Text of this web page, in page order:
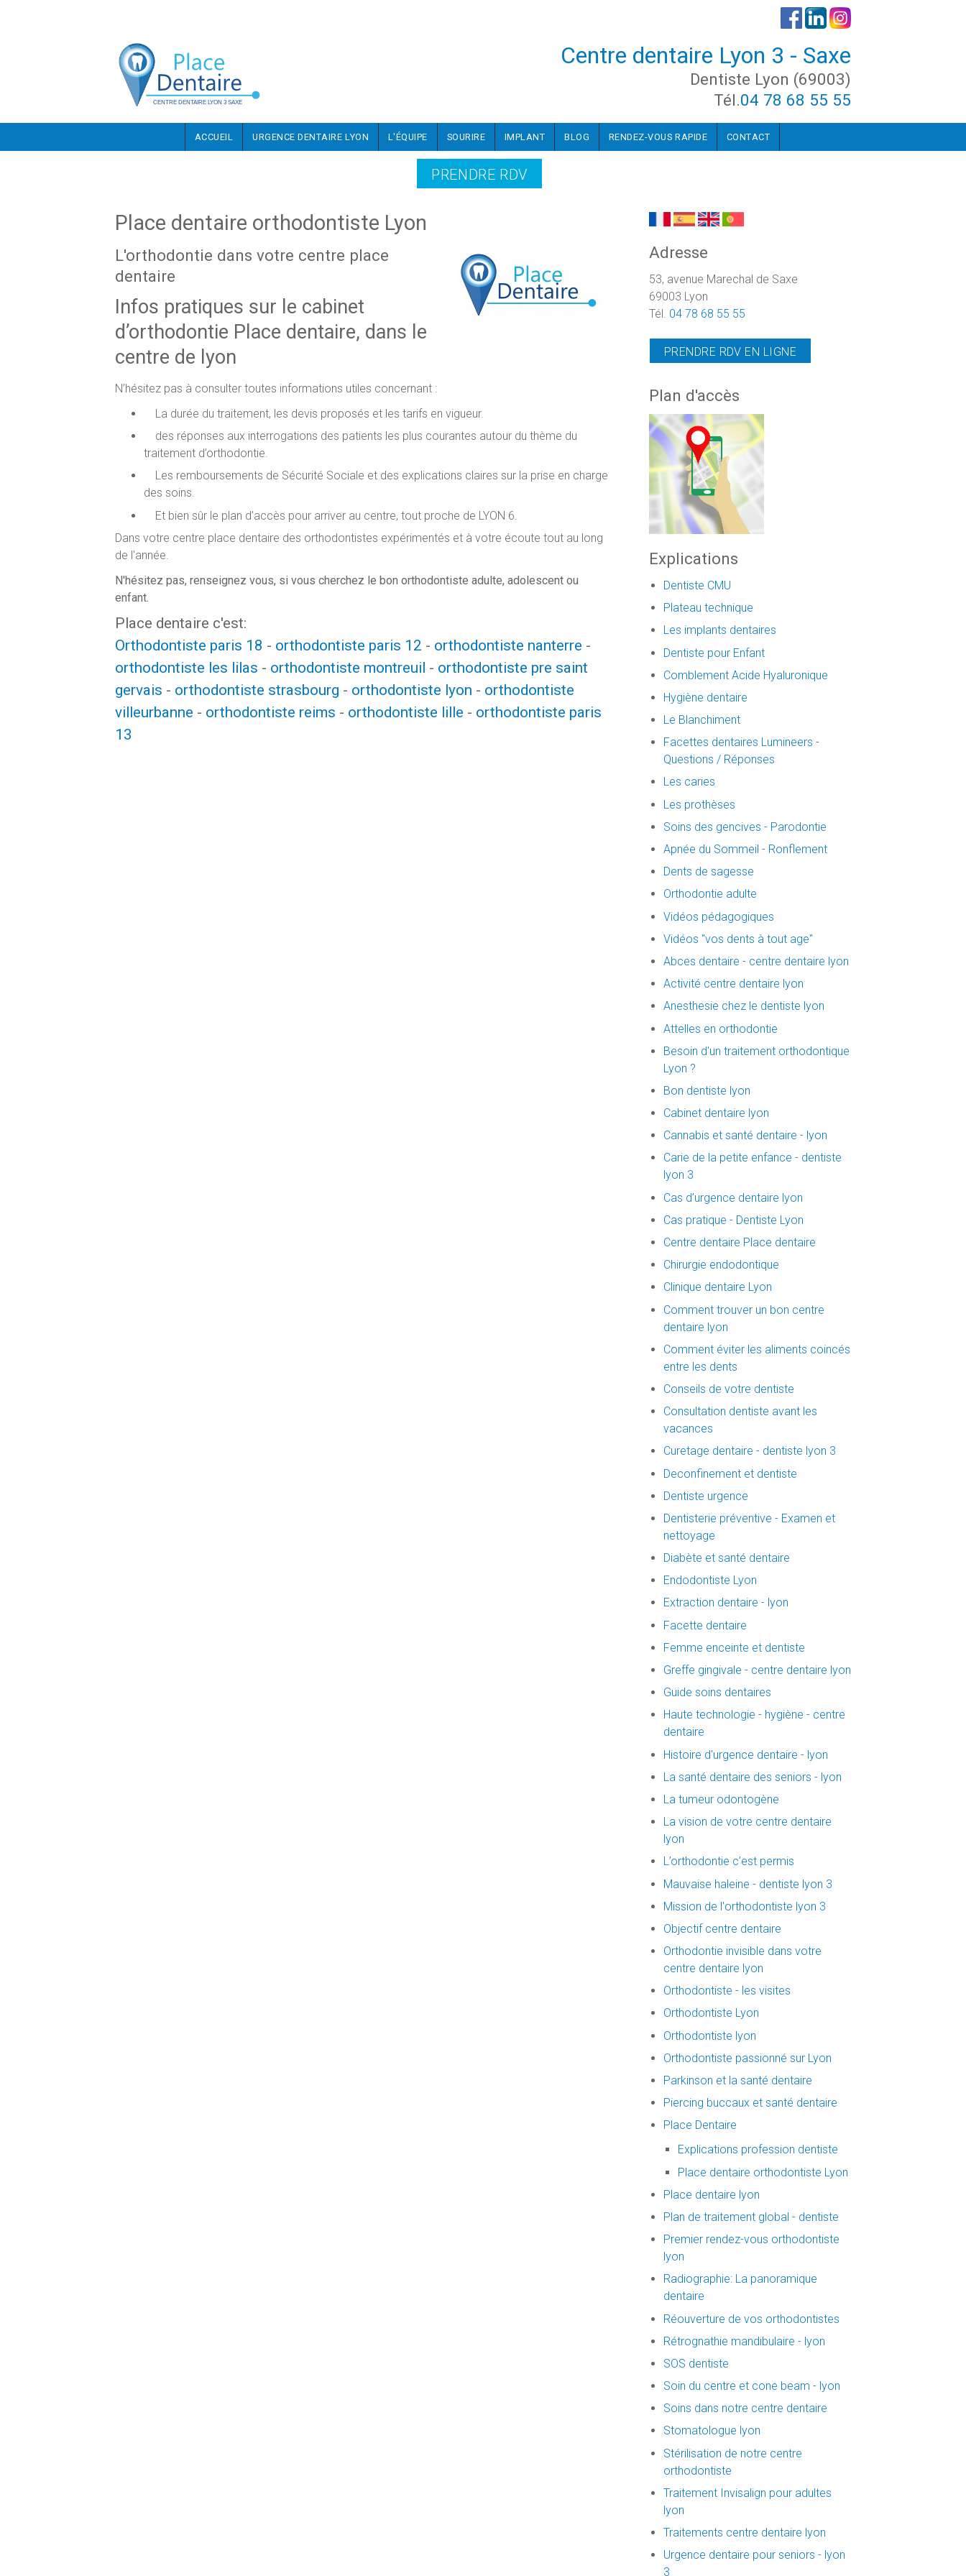
Centre dentaire Lyon 3 - Saxe
Dentiste Lyon (69003)
Tél.04 78 68 55 55
ACCUEIL URGENCE DENTAIRE LYON L'ÉQUIPE SOURIRE IMPLANT BLOG RENDEZ-VOUS RAPIDE CONTACT
PRENDRE RDV
Place dentaire orthodontiste Lyon
L'orthodontie dans votre centre place
dentaire
Infos pratiques sur le cabinet
d’orthodontie Place dentaire, dans le
centre de lyon
N’hésitez pas à consulter toutes informations utiles concernant :
La durée du traitement, les devis proposés et les tarifs en vigueur.
des réponses aux interrogations des patients les plus courantes autour du thème du
traitement d’orthodontie.
Les remboursements de Sécurité Sociale et des explications claires sur la prise en charge
des soins.
Et bien sûr le plan d’accès pour arriver au centre, tout proche de LYON 6.
Dans votre centre place dentaire des orthodontistes expérimentés et à votre écoute tout au long
de l'année.
N'hésitez pas, renseignez vous, si vous cherchez le bon orthodontiste adulte, adolescent ou
enfant.
Place dentaire c'est:
Orthodontiste paris 18 - orthodontiste paris 12 - orthodontiste nanterre -
orthodontiste les lilas - orthodontiste montreuil - orthodontiste pre saint
gervais - orthodontiste strasbourg - orthodontiste lyon - orthodontiste
villeurbanne - orthodontiste reims - orthodontiste lille - orthodontiste paris
13
Adresse
53, avenue Marechal de Saxe
69003 Lyon
Tél. 04 78 68 55 55
PRENDRE RDV EN LIGNE
Plan d'accès
Explications
Dentiste CMU
Plateau technique
Les implants dentaires
Dentiste pour Enfant
Comblement Acide Hyaluronique
Hygiène dentaire
Le Blanchiment
Facettes dentaires Lumineers -
Questions / Réponses
Les caries
Les prothèses
Soins des gencives - Parodontie
Apnée du Sommeil - Ronflement
Dents de sagesse
Orthodontie adulte
Vidéos pédagogiques
Vidéos "vos dents à tout age"
Abces dentaire - centre dentaire lyon
Activité centre dentaire lyon
Anesthesie chez le dentiste lyon
Attelles en orthodontie
Besoin d'un traitement orthodontique
Lyon ?
Bon dentiste lyon
Cabinet dentaire lyon
Cannabis et santé dentaire - lyon
Carie de la petite enfance - dentiste
lyon 3
Cas d’urgence dentaire lyon
Cas pratique - Dentiste Lyon
Centre dentaire Place dentaire
Chirurgie endodontique
Clinique dentaire Lyon
Comment trouver un bon centre
dentaire lyon
Comment éviter les aliments coincés
entre les dents
Conseils de votre dentiste
Consultation dentiste avant les
vacances
Curetage dentaire - dentiste lyon 3
Deconfinement et dentiste
Dentiste urgence
Dentisterie préventive - Examen et
nettoyage
Diabète et santé dentaire
Endodontiste Lyon
Extraction dentaire - lyon
Facette dentaire
Femme enceinte et dentiste
Greffe gingivale - centre dentaire lyon
Guide soins dentaires
Haute technologie - hygiène - centre
dentaire
Histoire d'urgence dentaire - lyon
La santé dentaire des seniors - lyon
La tumeur odontogène
La vision de votre centre dentaire
lyon
L’orthodontie c’est permis
Mauvaise haleine - dentiste lyon 3
Mission de l'orthodontiste lyon 3
Objectif centre dentaire
Orthodontie invisible dans votre
centre dentaire lyon
Orthodontiste - les visites
Orthodontiste Lyon
Orthodontiste lyon
Orthodontiste passionné sur Lyon
Parkinson et la santé dentaire
Piercing buccaux et santé dentaire
Place Dentaire
Explications profession dentiste
Place dentaire orthodontiste Lyon
Place dentaire lyon
Plan de traitement global - dentiste
Premier rendez-vous orthodontiste
lyon
Radiographie: La panoramique
dentaire
Réouverture de vos orthodontistes
Rétrognathie mandibulaire - lyon
SOS dentiste
Soin du centre et cone beam - lyon
Soins dans notre centre dentaire
Stomatologue lyon
Stérilisation de notre centre
orthodontiste
Traitement Invisalign pour adultes
lyon
Traitements centre dentaire lyon
Urgence dentaire pour seniors - lyon
3